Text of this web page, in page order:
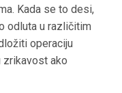
Kada se to desi,
odluta u različitim
operaciju
zrikavost ako